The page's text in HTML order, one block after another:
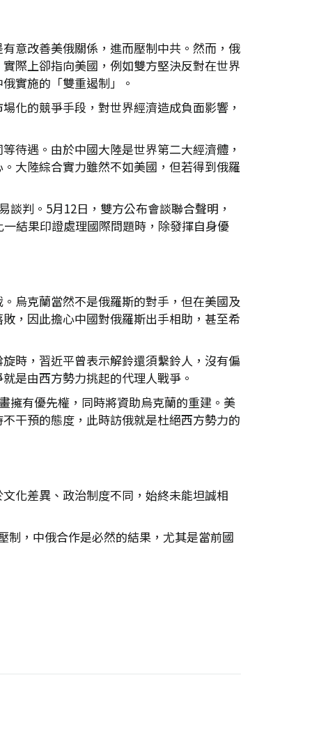
意改善美俄關係，進而壓制中共。然而，俄
際上卻指向美國，例如雙方堅決反對在世界
實施的「雙重遏制」。
化的競爭手段，對世界經濟造成負面影響，
待遇。由於中國大陸是世界第二大經濟體，
大陸綜合實力雖然不如美國，但若得到俄羅
判。5月12日，雙方公布會談聯合聲明，
結果印證處理國際問題時，除發揮自身優
烏克蘭當然不是俄羅斯的對手，但在美國及
，因此擔心中國對俄羅斯出手相助，甚至希
時，習近平曾表示解鈴還須繫鈴人，沒有偏
是由西方勢力挑起的代理人戰爭。
擁有優先權，同時將資助烏克蘭的重建。美
干預的態度，此時訪俄就是杜絕西方勢力的
化差異、政治制度不同，始終未能坦誠相
制，中俄合作是必然的結果，尤其是當前國